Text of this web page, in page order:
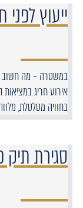
ייעוץ
במשטרה – מה חשוב
אירוע חריג
בחוויה מטלטלת,
סגירת תיק